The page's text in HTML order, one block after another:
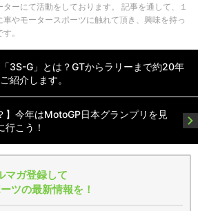
ターにて活動をしております。 記事を通して、１
車やモータースポーツに触れて頂き、興味を持っ
。
3S-G」とは？GTからラリーまで約20年
紹介します。
】今年はMotoGP日本グランプリを見
行こう！
ガ登録して
ツの最新情報を！